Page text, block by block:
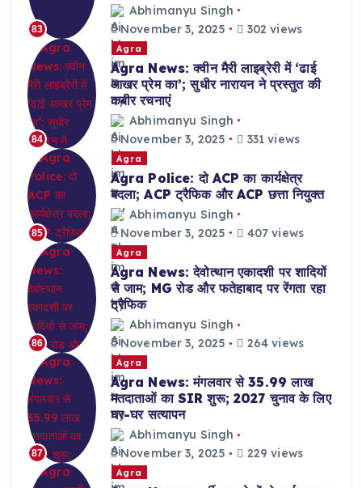
83
Abhimanyu Singh
November 3, 2025
302 views
84
Agra
Agra News: क्वीन मैरी लाइब्रेरी में ‘ढाई
आखर प्रेम का’; सुधीर नारायन ने प्रस्तुत की
कबीर रचनाएं
Abhimanyu Singh
November 3, 2025
331 views
85
Agra
Agra Police: दो ACP का कार्यक्षेत्र
बदला; ACP ट्रैफिक और ACP छत्ता नियुक्त
Abhimanyu Singh
November 3, 2025
407 views
86
Agra
Agra News: देवोत्थान एकादशी पर शादियों
से जाम; MG रोड और फतेहाबाद पर रेंगता रहा
ट्रैफिक
Abhimanyu Singh
November 3, 2025
264 views
87
Agra
Agra News: मंगलवार से 35.99 लाख
मतदाताओं का SIR शुरू; 2027 चुनाव के लिए
घर-घर सत्यापन
Abhimanyu Singh
November 3, 2025
229 views
Agra